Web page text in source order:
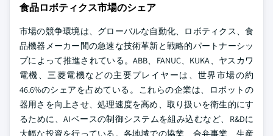
食品ロボティクス市場のシェア
市場の競争環境は、グローバルな自動化、ロボティクス、食
品機器メーカー間の急速な技術革新と戦略的パートナーシッ
プによって推進されている。ABB、FANUC、KUKA、ヤスカワ
電機、三菱電機などの主要プレイヤーは、世界市場の約
46.6%のシェアを占めている。これらの企業は、ロボットの
器用さを向上させ、処理速度を高め、取り扱いを衛生的にす
るために、AIベースの制御システムを組み込むなど、R&Dに
大幅な投資を行っている。各地域での協業、合弁事業、生産